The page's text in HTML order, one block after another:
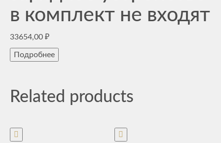
в комплект не входят
33654,00 ₽
Подробнее
Related products